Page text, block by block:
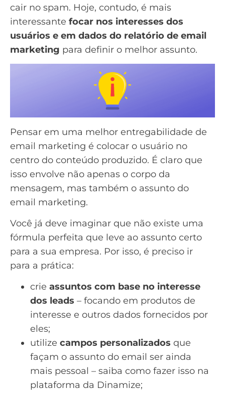
cair no spam. Hoje, contudo, é mais
interessante focar nos interesses dos
usuários e em dados do relatório de email
marketing para definir o melhor assunto.
Pensar em uma melhor entregabilidade de
email marketing é colocar o usuário no
centro do conteúdo produzido. É claro que
isso envolve não apenas o corpo da
mensagem, mas também o assunto do
email marketing.
Você já deve imaginar que não existe uma
fórmula perfeita que leve ao assunto certo
para a sua empresa. Por isso, é preciso ir
para a prática:
crie assuntos com base no interesse
dos leads – focando em produtos de
interesse e outros dados fornecidos por
eles;
utilize campos personalizados que
façam o assunto do email ser ainda
mais pessoal – saiba como fazer isso na
plataforma da Dinamize;